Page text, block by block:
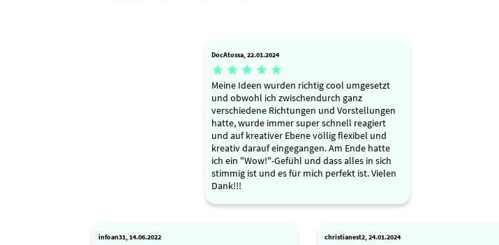
DocAtossa, 22.01.2024
    
Meine Ideen wurden richtig cool umgesetzt
und obwohl ich zwischendurch ganz
verschiedene Richtungen und Vorstellungen
hatte, wurde immer super schnell reagiert
und auf kreativer Ebene völlig flexibel und
kreativ darauf eingegangen. Am Ende hatte
ich ein "Wow!"-Gefühl und dass alles in sich
stimmig ist und es für mich perfekt ist. Vielen
Dank!!!
infoan31, 14.06.2022 christianest2, 24.01.2024